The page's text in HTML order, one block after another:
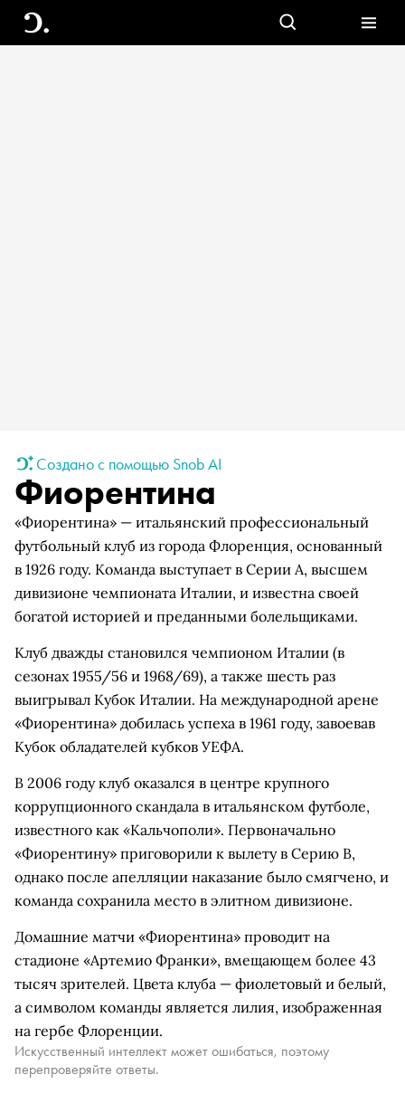
Создано с помощью Snob AI
Фиорентина
«Фиорентина» — итальянский профессиональный
футбольный клуб из города Флоренция, основанный
в 1926 году. Команда выступает в Серии А, высшем
дивизионе чемпионата Италии, и известна своей
богатой историей и преданными болельщиками.
Клуб дважды становился чемпионом Италии (в
сезонах 1955/56 и 1968/69), а также шесть раз
выигрывал Кубок Италии. На международной арене
«Фиорентина» добилась успеха в 1961 году, завоевав
Кубок обладателей кубков УЕФА.
В 2006 году клуб оказался в центре крупного
коррупционного скандала в итальянском футболе,
известного как «Кальчополи». Первоначально
«Фиорентину» приговорили к вылету в Серию B,
однако после апелляции наказание было смягчено, и
команда сохранила место в элитном дивизионе.
Домашние матчи «Фиорентина» проводит на
стадионе «Артемио Франки», вмещающем более 43
тысяч зрителей. Цвета клуба — фиолетовый и белый,
а символом команды является лилия, изображенная
на гербе Флоренции.
Искусственный интеллект может ошибаться, поэтому
перепроверяйте ответы.